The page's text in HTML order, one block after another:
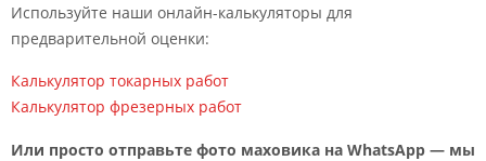
Используйте наши онлайн-калькуляторы для
предварительной оценки:
Калькулятор токарных работ
Калькулятор фрезерных работ
Или просто отправьте фото маховика на WhatsApp — мы